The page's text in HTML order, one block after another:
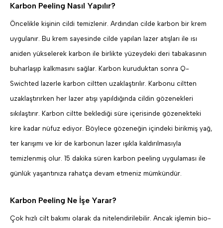
Karbon Peeling Nasıl Yapılır?
Öncelikle kişinin cildi temizlenir. Ardından cilde karbon bir krem
uygulanır. Bu krem sayesinde cilde yapılan lazer atışları ile ısı
aniden yükselerek karbon ile birlikte yüzeydeki deri tabakasının
buharlaşıp kalkmasını sağlar. Karbon kuruduktan sonra Q-
Swichted lazerle karbon ciltten uzaklaştırılır. Karbonu ciltten
uzaklaştırırken her lazer atışı yapıldığında cildin gözenekleri
sıkılaştırır. Karbon ciltte beklediği süre içerisinde gözenekteki
kire kadar nüfuz ediyor. Böylece gözeneğin içindeki birikmiş yağ,
ter karışımı ve kir de karbonun lazer ışıkla kaldırılmasıyla
temizlenmiş olur. 15 dakika süren karbon peeling uygulaması ile
günlük yaşantınıza rahatça devam etmeniz mümkündür.
Karbon Peeling Ne İşe Yarar?
Çok hızlı cilt bakımı olarak da nitelendirilebilir. Ancak işlemin bio-